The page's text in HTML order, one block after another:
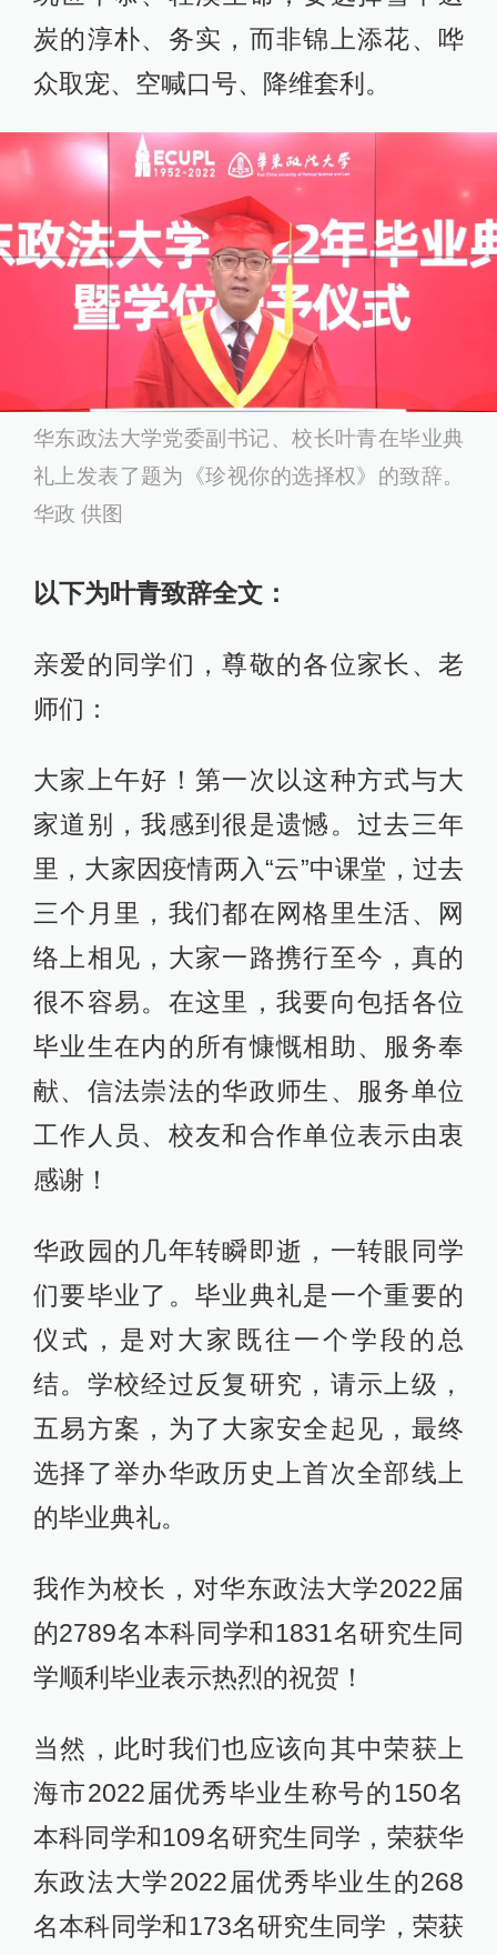
炭的淳朴、务实，而非锦上添花、哗
众取宠、空喊口号、降维套利。
华东政法大学党委副书记、校长叶青在毕业典
礼上发表了题为《珍视你的选择权》的致辞。
华政 供图
以下为叶青致辞全文：
亲爱的同学们，尊敬的各位家长、老
师们：
大家上午好！第一次以这种方式与大
家道别，我感到很是遗憾。过去三年
里，大家因疫情两入“云”中课堂，过去
三个月里，我们都在网格里生活、网
络上相见，大家一路携行至今，真的
很不容易。在这里，我要向包括各位
毕业生在内的所有慷慨相助、服务奉
献、信法崇法的华政师生、服务单位
工作人员、校友和合作单位表示由衷
感谢！
华政园的几年转瞬即逝，一转眼同学
们要毕业了。毕业典礼是一个重要的
仪式，是对大家既往一个学段的总
结。学校经过反复研究，请示上级，
五易方案，为了大家安全起见，最终
选择了举办华政历史上首次全部线上
的毕业典礼。
我作为校长，对华东政法大学2022届
的2789名本科同学和1831名研究生同
学顺利毕业表示热烈的祝贺！
当然，此时我们也应该向其中荣获上
海市2022届优秀毕业生称号的150名
本科同学和109名研究生同学，荣获华
东政法大学2022届优秀毕业生的268
名本科同学和173名研究生同学，荣获